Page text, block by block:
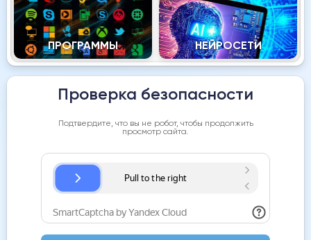
ПРОГРАММЫ НЕЙРОСЕТИ
Проверка безопасности
Подтвердите, что вы не робот, чтобы продолжить
просмотр сайта.